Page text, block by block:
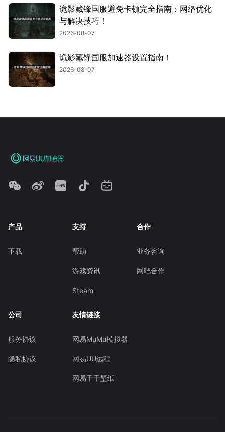
诡影藏锋国服避免卡顿完全指南：网络优化
与解决技巧！
2026-08-07
诡影藏锋国服加速器设置指南！
2026-08-07
产品
下载
支持
帮助
游戏资讯
Steam
合作
业务咨询
网吧合作
公司
服务协议
隐私协议
友情链接
网易MuMu模拟器
网易UU远程
网易千千壁纸